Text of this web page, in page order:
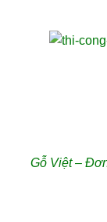
Gỗ Việt –